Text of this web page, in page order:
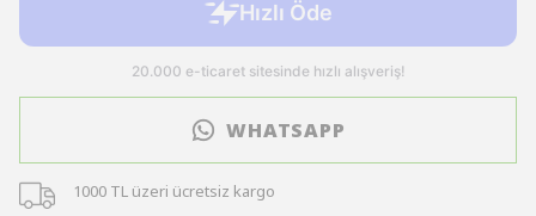
WHATSAPP
1000 TL üzeri ücretsiz kargo